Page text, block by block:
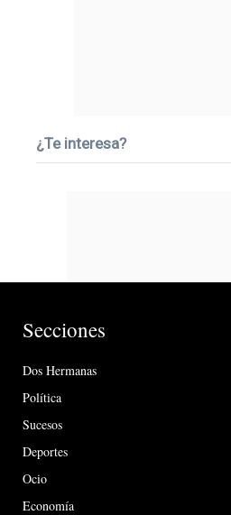
¿Te interesa?
Secciones
Dos Hermanas
Política
Sucesos
Deportes
Ocio
Economía